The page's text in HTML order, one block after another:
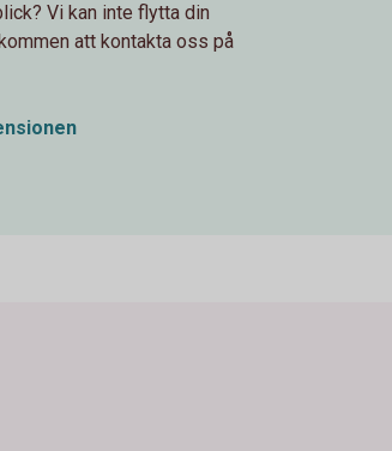
Vi kan inte flytta din
att kontakta oss på